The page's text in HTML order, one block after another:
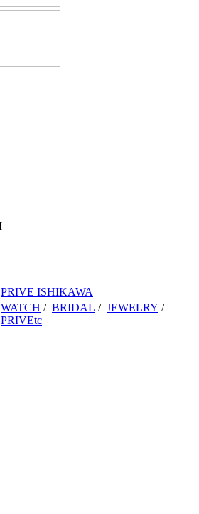
PRIVE ISHIKAWA
WATCH / BRIDAL / JEWELRY /
PRIVEtc